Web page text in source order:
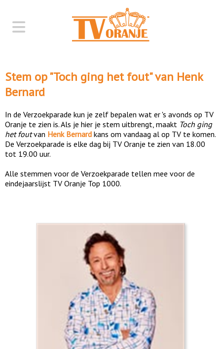
Stem op "Toch ging het fout" van Henk
Bernard
In de Verzoekparade kun je zelf bepalen wat er 's avonds op TV
Oranje te zien is. Als je hier je stem uitbrengt, maakt Toch ging
het foutvan Henk Bernard kans om vandaag al op TV te komen.
De Verzoekparade is elke dag bij TV Oranje te zien van 18.00
tot 19.00 uur.
Alle stemmen voor de Verzoekparade tellen mee voor de
eindejaarslijst TV Oranje Top 1000.